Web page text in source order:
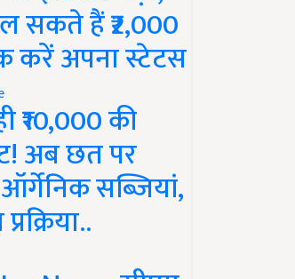
सकते हैं ₹2,000
अपना स्टेटस
₹10,000 की
अब छत पर
सब्जियां,